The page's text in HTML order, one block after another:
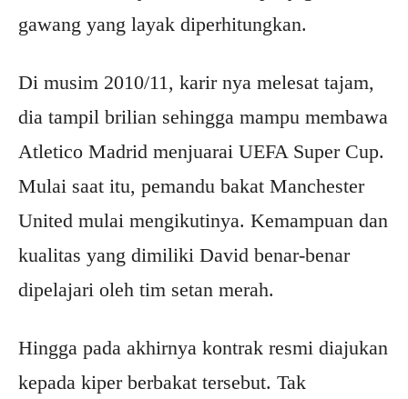
gawang yang layak diperhitungkan.
Di musim 2010/11, karir nya melesat tajam,
dia tampil brilian sehingga mampu membawa
Atletico Madrid menjuarai UEFA Super Cup.
Mulai saat itu, pemandu bakat Manchester
United mulai mengikutinya. Kemampuan dan
kualitas yang dimiliki David benar-benar
dipelajari oleh tim setan merah.
Hingga pada akhirnya kontrak resmi diajukan
kepada kiper berbakat tersebut. Tak